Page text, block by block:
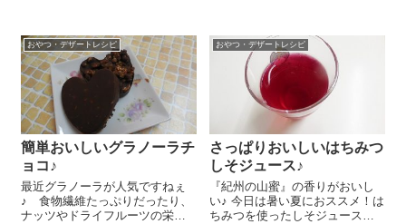
もちをおやつに作...
『有機リキッド(アイスコーヒー)
有糖』 200ml、粉寒天 2gを鍋
に入れて沸騰させて寒天を...
おやつ・デザートレシピ
簡単おいしいグラノーラチ
ョコ♪
最近グラノーラが人気ですねぇ
♪ 食物繊維たっぷりだったり、
ナッツやドライフルーツの栄養
おやつ・デザートレシピ
さっぱりおいしいはちみつ
しそジュース♪
『紀州の山蜜』の香りがおいし
い♪ 今日は暑い夏におススメ！は
ちみつを使ったしそジュースの